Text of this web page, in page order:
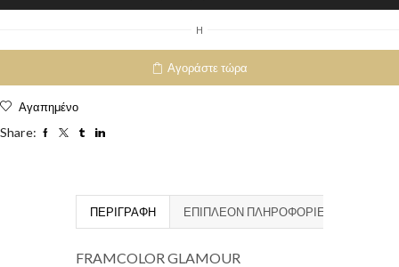
H
Αγοράστε τώρα
Αγαπημένο
Share:
ΠΕΡΙΓΡΑΦΉ ΕΠΙΠΛΈΟΝ ΠΛΗΡΟΦΟΡΊΕΣ
FRAMCOLOR GLAMOUR